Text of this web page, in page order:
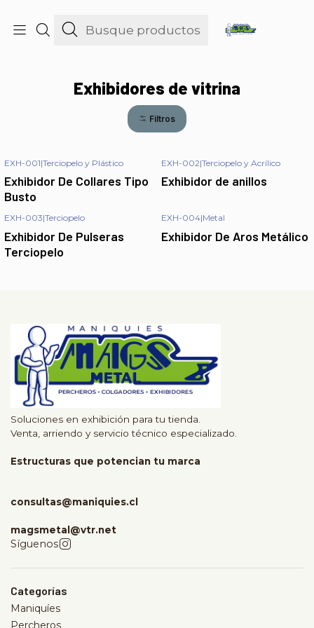
Exhibidores de vitrina
Filtros
EXH-001|Terciopelo y Plástico
Exhibidor De Collares Tipo
Busto
EXH-002|Terciopelo y Acrílico
Exhibidor de anillos
EXH-003|Terciopelo
Exhibidor De Pulseras
Terciopelo
EXH-004|Metal
Exhibidor De Aros Metálico
Soluciones en exhibición para tu tienda.
Venta, arriendo y servicio técnico especializado.
Estructuras que potencian tu marca
consultas@maniquies.cl
magsmetal@vtr.net
Síguenos
Categorías
Maniquíes
Percheros